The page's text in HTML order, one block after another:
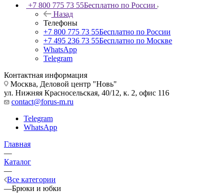
+7 800 775 73 55Бесплатно по России
Назад
Телефоны
+7 800 775 73 55Бесплатно по России
+7 495 236 73 55Бесплатно по Москве
WhatsApp
Telegram
Контактная информация
Москва, Деловой центр "Новь"
ул. Нижняя Красносельская, 40/12, к. 2, офис 116
contact@forus-m.ru
Telegram
WhatsApp
Главная
—
Каталог
—
Все категории
—Брюки и юбки